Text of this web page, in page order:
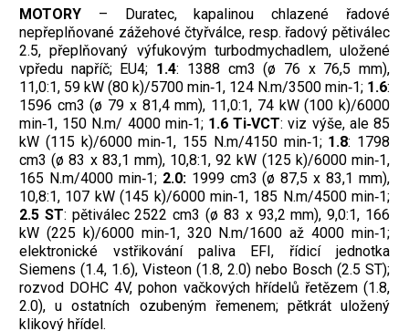
MOTORY – Duratec, kapalinou chlazené řadové
nepřeplňované zážehové čtyřválce, resp. řadový pětiválec
2.5, přeplňovaný výfukovým turbodmychadlem, uložené
vpředu napříč; EU4; 1.4: 1388 cm3 (ø 76 x 76,5 mm),
11,0:1, 59 kW (80 k)/5700 min‑1, 124 N.m/3500 min‑1; 1.6:
1596 cm3 (ø 79 x 81,4 mm), 11,0:1, 74 kW (100 k)/6000
min‑1, 150 N.m/ 4000 min‑1; 1.6 Ti‑VCT: viz výše, ale 85
kW (115 k)/6000 min‑1, 155 N.m/4150 min‑1; 1.8: 1798
cm3 (ø 83 x 83,1 mm), 10,8:1, 92 kW (125 k)/6000 min‑1,
165 N.m/4000 min‑1; 2.0:1999 cm3 (ø 87,5 x 83,1 mm),
10,8:1, 107 kW (145 k)/6000 min‑1, 185 N.m/4500 min‑1;
2.5 ST: pětiválec 2522 cm3 (ø 83 x 93,2 mm), 9,0:1, 166
kW (225 k)/6000 min‑1, 320 N.m/1600 až 4000 min‑1;
elektronické vstřikování paliva EFI, řídicí jednotka
Siemens (1.4, 1.6), Visteon (1.8, 2.0) nebo Bosch (2.5 ST);
rozvod DOHC 4V, pohon vačkových hřídelů řetězem (1.8,
2.0), u ostatních ozubeným řemenem; pětkrát uložený
klikový hřídel.